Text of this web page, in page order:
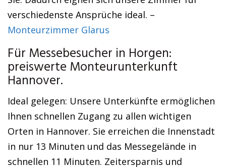
verschiedenste Ansprüche ideal. –
Monteurzimmer Glarus
Für Messebesucher in Horgen:
preiswerte Monteurunterkunft
Hannover.
Ideal gelegen: Unsere Unterkünfte ermöglichen
Ihnen schnellen Zugang zu allen wichtigen
Orten in Hannover. Sie erreichen die Innenstadt
in nur 13 Minuten und das Messegelände in
schnellen 11 Minuten. Zeitersparnis und